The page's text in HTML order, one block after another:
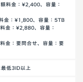
料金：¥2,400、容量：
：¥1,800、容量：5TB
金：¥2,880、容量：
金：要問合せ、容量：要
低3ID以上